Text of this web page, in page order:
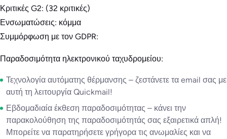
Κριτικές G2: (32 κριτικές)
Ενσωματώσεις: κόμμα
Συμμόρφωση με τον GDPR:
Παραδοσιμότητα ηλεκτρονικού ταχυδρομείου:
Τεχνολογία αυτόματης θέρμανσης – ζεστάνετε τα email σας με
αυτή τη λειτουργία Quickmail!
Εβδομαδιαία έκθεση παραδοσιμότητας – κάνει την
παρακολούθηση της παραδοσιμότητάς σας εξαιρετικά απλή!
Μπορείτε να παρατηρήσετε γρήγορα τις ανωμαλίες και να